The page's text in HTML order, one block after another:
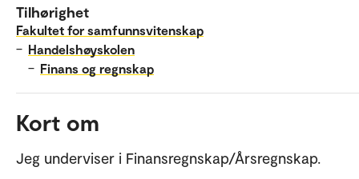
Tilhørighet
Fakultet for samfunnsvitenskap
– Handelshøyskolen
– Finans og regnskap
Kort om
Jeg underviser i Finansregnskap/Årsregnskap.